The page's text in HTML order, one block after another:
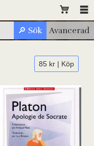
85 kr | Köp